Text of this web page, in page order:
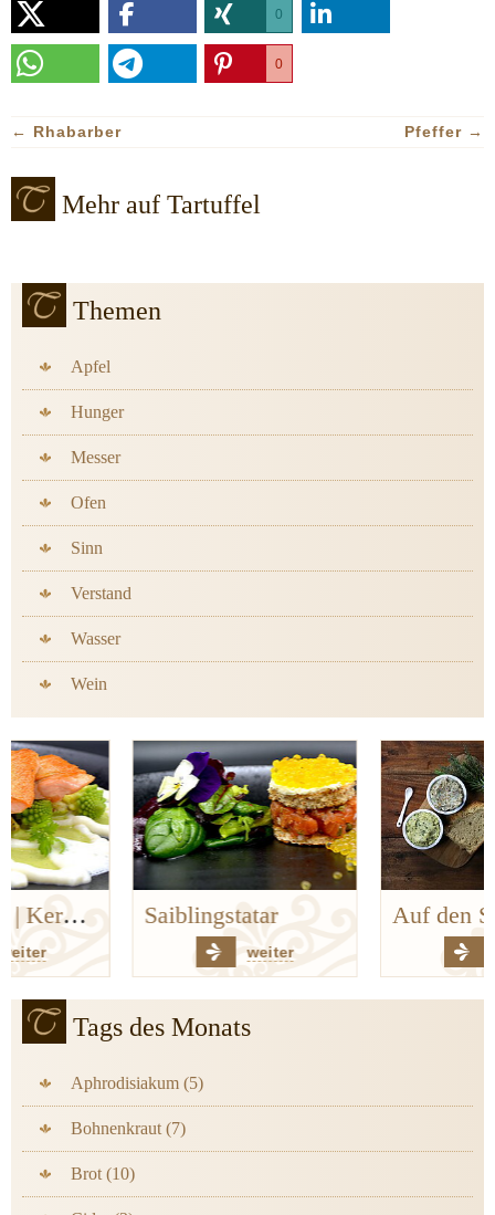
0
0
← Rhabarber Pfeffer →
Mehr auf Tartuffel
Themen
Apfel
Hunger
Messer
Ofen
Sinn
Verstand
Wasser
Wein
Saiblingstatar Auf den Spuren der Bergischen Küchenklassiker
Tags des Monats
Aphrodisiakum (5)
Bohnenkraut (7)
Brot (10)